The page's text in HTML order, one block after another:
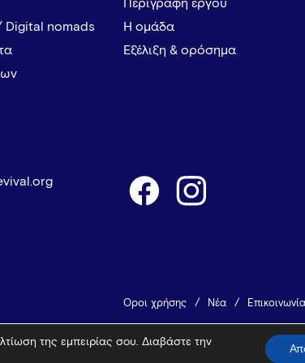
Digital nomads
Περιγραφή έργου
Η ομάδα
Εξέλιξη & ορόσημα
Όροι χρήσης Νέα Επικοινωνία
© 2026 Vamvakou Revival Design
της εμπειρίας σου. Διαβάστε την